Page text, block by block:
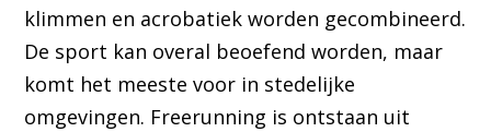
klimmen en acrobatiek worden gecombineerd.
De sport kan overal beoefend worden, maar
komt het meeste voor in stedelijke
omgevingen. Freerunning is ontstaan uit